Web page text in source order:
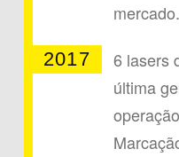
mercado.
2017
6 lasers
última